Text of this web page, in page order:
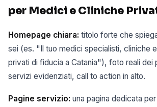
per Medici e Cliniche
Homepage chiara: titolo forte che
sei (es. "Il tuo medici specialisti, cliniche
privati di fiducia a Catania"), foto reali dei
servizi evidenziati, call to action in alto.
Pagine servizio: una pagina dedicata